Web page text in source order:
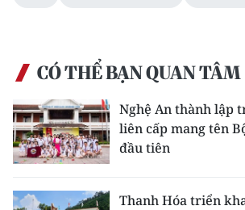
CÓ THỂ BẠN QUAN TÂM
Nghệ An thành lập
liên cấp mang tên
đầu tiên
Thanh Hóa triển